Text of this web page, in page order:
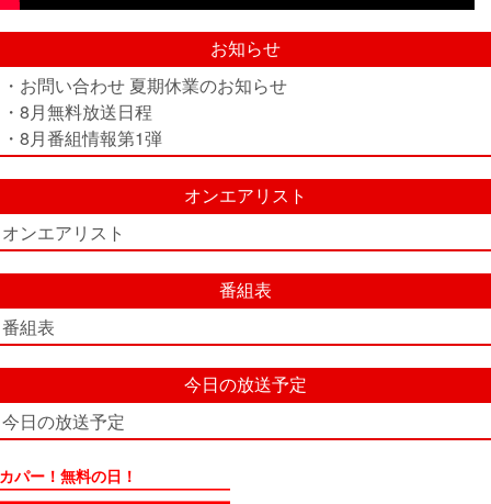
お知らせ
・お問い合わせ 夏期休業のお知らせ
・8月無料放送日程
・8月番組情報第1弾
オンエアリスト
オンエアリスト
番組表
番組表
今日の放送予定
今日の放送予定
パー！無料の日！